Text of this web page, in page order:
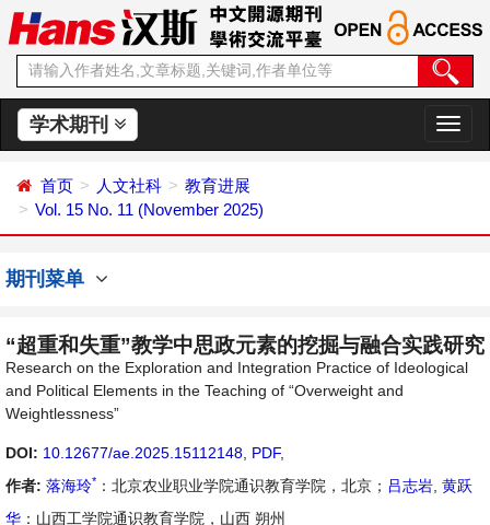
学术期刊
切
换
首页 人文社科
教育进展
Vol. 15 No. 11 (November 2025)
期刊菜单
“超重和失重”教学中思政元素的挖掘与融合实践研究
Research on the Exploration and Integration Practice of Ideological
and Political Elements in the Teaching of “Overweight and
Weightlessness”
DOI: 10.12677/ae.2025.15112148 PDF,
作者: 落海玲* ：北京农业职业学院通识教育学院，北京； 吕志岩 黄跃
华 ：山西工学院通识教育学院，山西 朔州